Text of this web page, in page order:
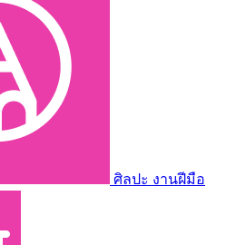
ศิลปะ งานฝีมือ